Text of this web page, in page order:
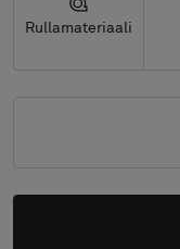
Rullamateriaali